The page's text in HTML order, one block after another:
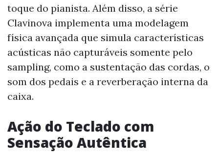
toque do pianista. Além disso, a série
Clavinova implementa uma modelagem
física avançada que simula características
acústicas não capturáveis somente pelo
sampling, como a sustentação das cordas, o
som dos pedais e a reverberação interna da
caixa.
Ação do Teclado com
Sensação Autêntica